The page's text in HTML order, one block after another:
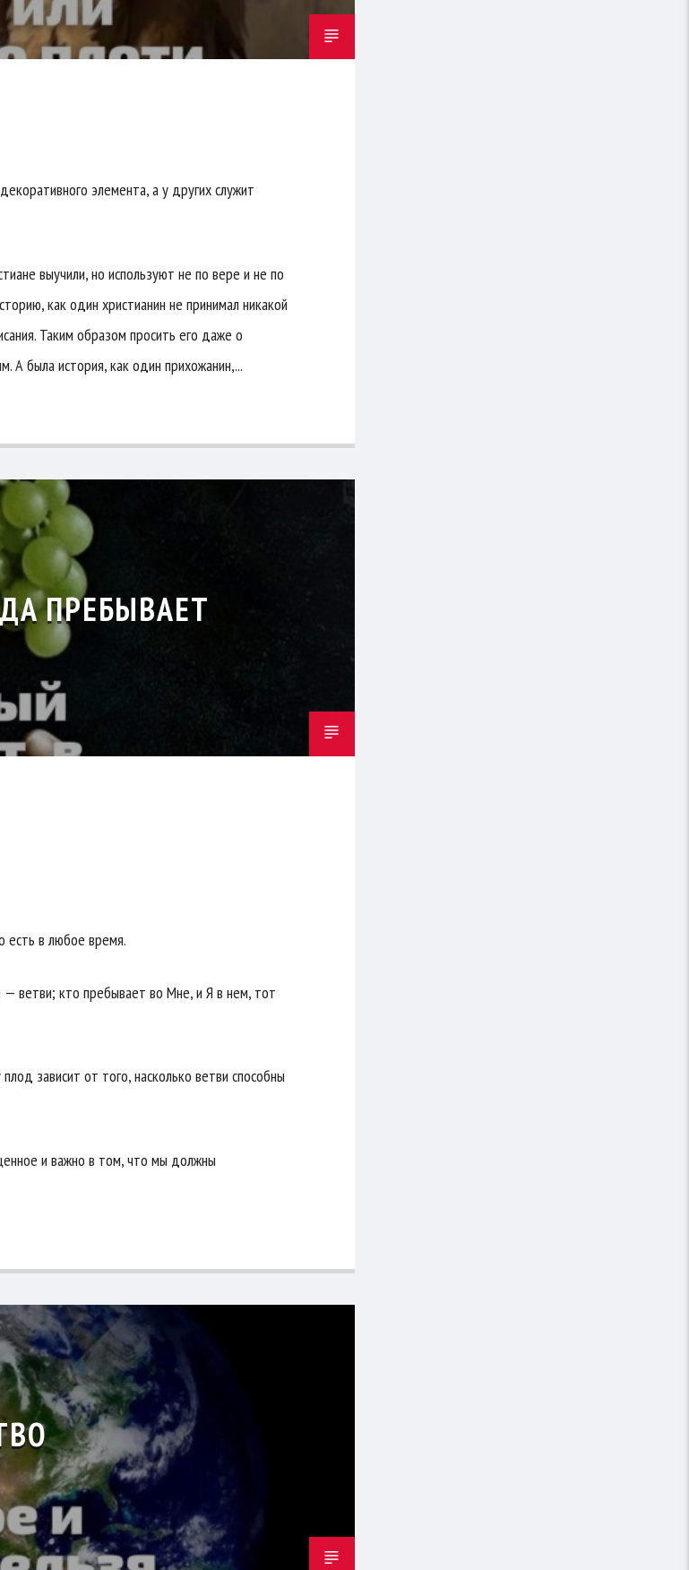
элемента, а у других служит
выучили, но используют не по вере и не по
как один христианин не принимал никакой
Таким образом просить его даже о
А была история, как один прихожанин,...
ПРЕБЫВАЕТ
есть в любое время.
— ветви; кто пребывает во Мне, и Я в нем, тот
зависит от того, насколько ветви способны
и важно в том, что мы должны